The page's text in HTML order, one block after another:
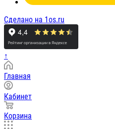
Сделано на 1os.ru
↑
Главная
Кабинет
Корзина